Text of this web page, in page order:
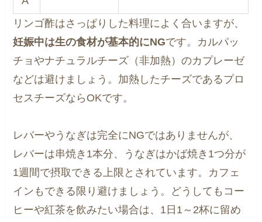
リンゴ酢はさっぱりした料理によく合いますが、
妊娠中は生の食材が基本的にNGです。カルパッ
チョやナチュラルチーズ（非加熱）のカプレーゼ
などは避けましょう。加熱したチーズであるプロ
セスチーズならOKです。
レバーやうなぎは完全にNGではありませんが、
レバーは串焼き1本分、うなぎはかば焼き1つ分が
1週間で摂取できる上限とされています。カフェ
インもできる限り避けましょう。どうしてもコー
ヒーや紅茶を飲みたい場合は、1日1～2杯に留め